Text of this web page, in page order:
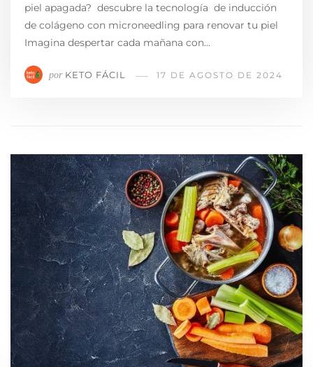
piel apagada? descubre la tecnología de inducción
de colágeno con microneedling para renovar tu piel
Imagina despertar cada mañana con…
por KETO FÁCIL 17 DE AGOSTO DE 2024